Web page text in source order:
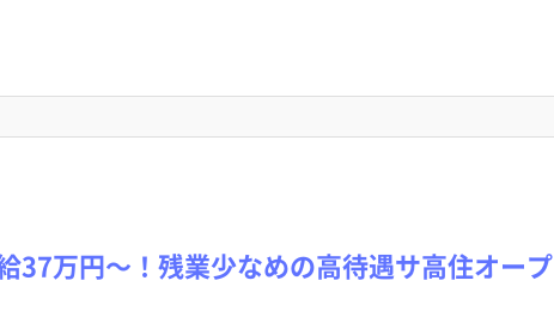
37万円～！残業少なめの高待遇サ高住オープ